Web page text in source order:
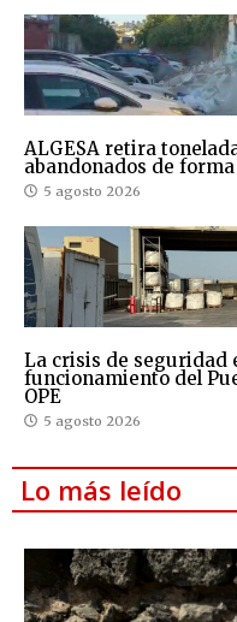
ALGESA retira
abandonados de
5 agosto 2026
La crisis de seguridad
funcionamiento del
OPE
5 agosto 2026
Lo más leído